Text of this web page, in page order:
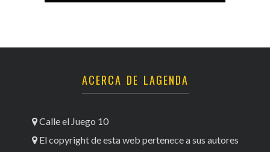
ACERCA DE LAGENDA
Calle el Juego 10
El copyright de esta web pertenece a sus autores